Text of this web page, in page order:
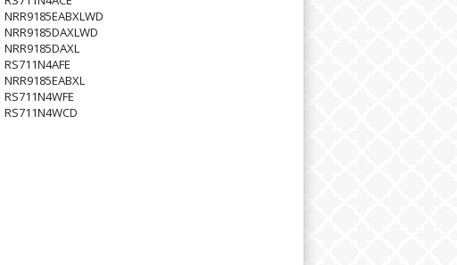
NRR9185EABXLWD
NRR9185DAXLWD
NRR9185DAXL
RS711N4AFE
NRR9185EABXL
RS711N4WFE
RS711N4WCD